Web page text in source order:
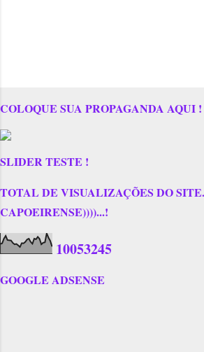
COLOQUE SUA PROPAGANDA AQUI !
SLIDER TESTE !
TOTAL DE VISUALIZAÇÕES DO
CAPOEIRENSE))))...!
10053245
GOOGLE ADSENSE